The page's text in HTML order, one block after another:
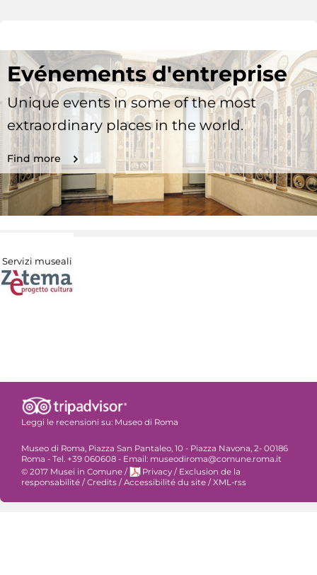
Evénements d'entreprise
Unique events in some of the most
extraordinary places in the world.
Find more
Servizi museali
Leggi le recensioni su: Museo di Roma
Museo di Roma, Piazza San Pantaleo, 10 - Piazza Navona, 2- 00186
Roma - Tel. +39 060608 - Email: museodiroma@comune.roma.it
© 2017 Musei in Comune / Privacy / Exclusion de la
responsabilité /Credits /Accessibilité du site /XML-rss